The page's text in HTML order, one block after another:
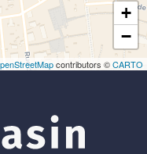
+
−
contributors ©CARTO